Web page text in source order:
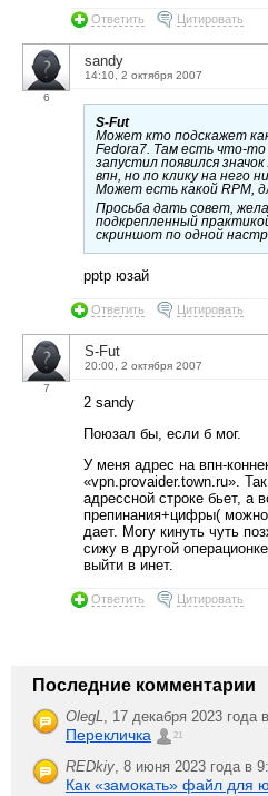
Ответить Цитировать
6
sandy
14:10, 2 октября 2007
S-Fut
Может кто подскажет
Fedora7. Там есть что-то
запустил появился
впн, но по клику на него
Может есть какой RPM,
Просьба дать совет,
подкрепленный
скриншот по одной
pptp юзай
Ответить Цитировать
7
S-Fut
20:00, 2 октября 2007
2 sandy
Поюзал бы, если б мог.
У меня адрес на впн-
«vpn.provaider.town.ru».
адрессной строке бьет, а
препинания+цифры(
дает. Могу кинуть чуть
сижу в другой
выйти в инет.
Ответить Цитировать
Последние комментарии
OlegL 17 декабря 2023 года
Перекличка 21
REDkiy 8 июня 2023 года в
Как «замокать» файл для